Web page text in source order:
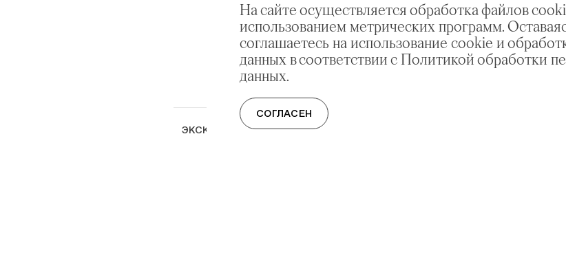
На сайте осуществляется обработка файлов
использованием метрических программ.
соглашаетесь на использование cookie и
данных в соответствии с Политикой обработки
данных.
СОГЛАСЕН
ЭКСКУРСИЯ